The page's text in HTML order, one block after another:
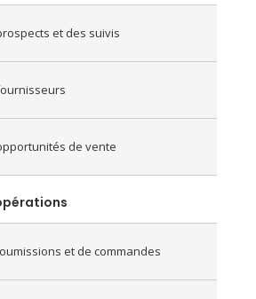
et des suivis
de vente
et de commandes